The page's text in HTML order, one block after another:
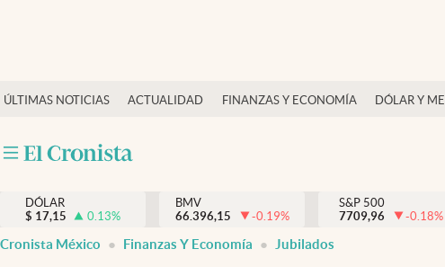
ÚLTIMAS NOTICIAS ACTUALIDAD FINANZAS Y ECONOMÍA DÓLAR Y
Actualidad
Internacionales
Opinión
DÓLAR
$ 17,15 0.13%
BMV
66.396,15
-0.19%
S&P 500
7709,96
-0.18%
Cronista México Finanzas Y Economía Jubilados